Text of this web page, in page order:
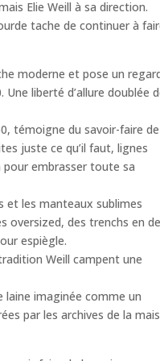
Elie Weill à sa direction.
tache de continuer à
moderne et pose un
liberté d’allure doublée
témoigne du savoir-faire
juste ce qu’il faut, lignes
pour embrasser toute sa
et les manteaux sublimes
oversized, des trenchs en
espiègle.
Weill campent une
laine imaginée comme un
par les archives de la